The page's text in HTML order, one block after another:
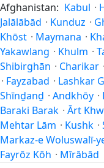
Afghanistan: Kabul ·
Jalālābād · Kunduz ·
Khōst · Maymana ·
Yakawlang · Khulm ·
Shibirghān · Charikar ·
· Fayzabad · Lashkar
Shīnḏanḏ · Andkhōy ·
Baraki Barak · Ārt
Mehtar Lām · Kushk ·
Markaz-e Woluswalī-
Fayrōz Kōh · Mīrābād